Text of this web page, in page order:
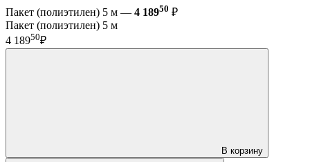
Пакет (полиэтилен) 5 м — 4 18950 ₽
Пакет (полиэтилен) 5 м
4 18950₽
В корзину